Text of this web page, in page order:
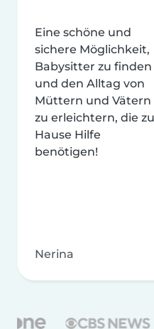
Eine schöne und
sichere Möglichkeit,
Babysitter zu finden
und den Alltag von
Müttern und Vätern
zu erleichtern, die zu
Hause Hilfe
benötigen!
Nerina